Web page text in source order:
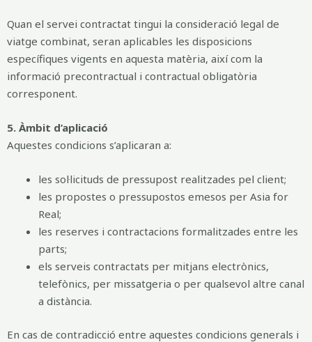
Quan el servei contractat tingui la consideració legal de
viatge combinat, seran aplicables les disposicions
específiques vigents en aquesta matèria, així com la
informació precontractual i contractual obligatòria
corresponent.
5. Àmbit d’aplicació
Aquestes condicions s’aplicaran a:
les sol·licituds de pressupost realitzades pel client;
les propostes o pressupostos emesos per Asia for
Real;
les reserves i contractacions formalitzades entre les
parts;
els serveis contractats per mitjans electrònics,
telefònics, per missatgeria o per qualsevol altre canal
a distància.
En cas de contradicció entre aquestes condicions generals i